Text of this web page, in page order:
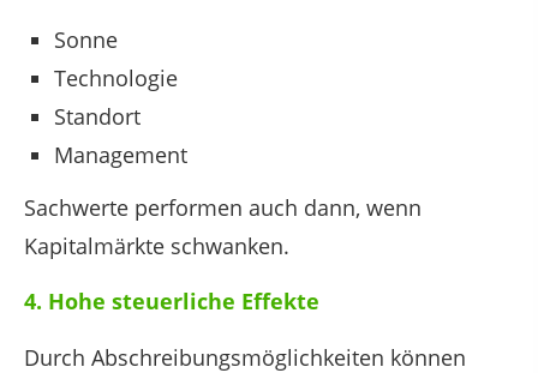
Sonne
Technologie
Standort
Management
Sachwerte performen auch dann, wenn
Kapitalmärkte schwanken.
4. Hohe steuerliche Effekte
Durch Abschreibungsmöglichkeiten können